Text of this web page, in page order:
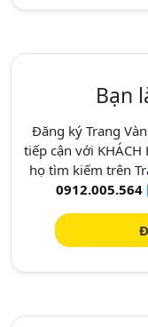
Bạn
Đăng ký Trang
tiếp cận với KHÁCH
họ tìm kiếm trên
0912.005.564